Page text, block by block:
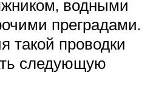
водными
преградами.
такой проводки
следующую